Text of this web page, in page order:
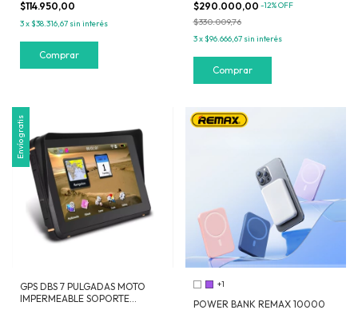
$114.950,00
3x$38.316,67 sin interés
Comprar
$290.000,00 -12%OFF
$330.009,76
3x$96.666,67 sin interés
Envío gratis
GPS DBS 7 PULGADAS MOTO
IMPERMEABLE SOPORTE
+1
POWER BANK REMAX 10000